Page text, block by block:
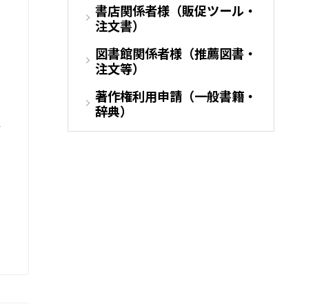
書店関係者様（販促ツール・
注文書）
図書館関係者様（推薦図書・
注文等）
著作権利用申請（一般書籍・
辞典）